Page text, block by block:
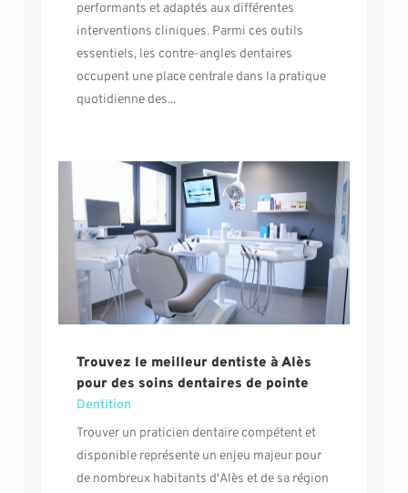
performants et adaptés aux différentes
interventions cliniques. Parmi ces outils
essentiels, les contre-angles dentaires
occupent une place centrale dans la pratique
quotidienne des...
Trouvez le meilleur dentiste à Alès
pour des soins dentaires de pointe
Dentition
Trouver un praticien dentaire compétent et
disponible représente un enjeu majeur pour
de nombreux habitants d'Alès et de sa région